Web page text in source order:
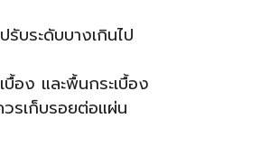
บระดับบางเกินไป
อง และพื้นกระเบื้อง
รเก็บรอยต่อแผ่น